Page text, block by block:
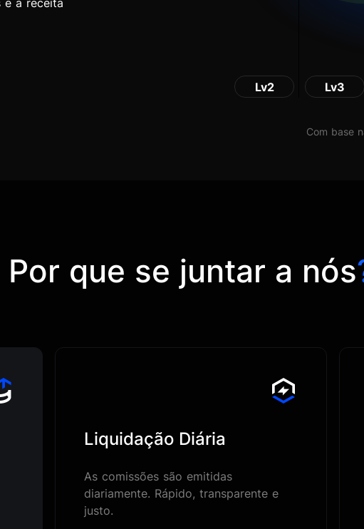
Lv2 Lv3
e a receita
Com base
Por que se juntar a nós
Liquidação Diária
As comissões são emitidas
diariamente. Rápido, transparente e
justo.